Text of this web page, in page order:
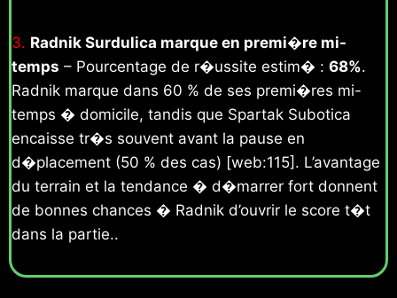
3. Radnik Surdulica marque en premi�re mi-
temps – Pourcentage de r�ussite estim� : 68%.
Radnik marque dans 60 % de ses premi�res mi-
temps � domicile, tandis que Spartak Subotica
encaisse tr�s souvent avant la pause en
d�placement (50 % des cas) [web:115]. L’avantage
du terrain et la tendance � d�marrer fort donnent
de bonnes chances � Radnik d’ouvrir le score t�t
dans la partie..